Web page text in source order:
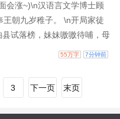
，引得四方能臣武将和隐世
下美人都想做他的新娘。 谜
会涨~)\n汉语言文学博士顾
王朝九岁稚子。 \n开局家徒
试落榜，妹妹嗷嗷待哺，母
\n走投无路？\n顾辞拿起毛
技压群雄！”
55万字 7分钟前
3 下一页 末页